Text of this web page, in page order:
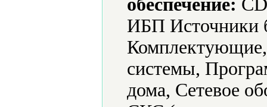
обеспечение:
ИБП Источники
системы,
дома, Сетевое